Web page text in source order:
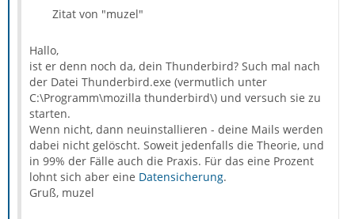
Zitat von "muzel"
Hallo,
ist er denn noch da, dein Thunderbird? Such mal nach
der Datei Thunderbird.exe (vermutlich unter
C:\Programm\mozilla thunderbird\) und versuch sie zu
starten.
Wenn nicht, dann neuinstallieren - deine Mails werden
dabei nicht gelöscht. Soweit jedenfalls die Theorie, und
in 99% der Fälle auch die Praxis. Für das eine Prozent
lohnt sich aber eine Datensicherung.
Gruß, muzel